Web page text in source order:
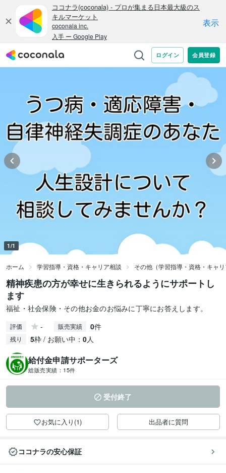
1/1
ホーム 学習指導・資格・キャリア相談 その他（学習指導・資格・キャ
精神疾患の方が幸せに生きられるようにサポートし
ます
福祉・社会保険・その他お金のお悩みに丁寧にお答えします。
評価 - 販売実績 0件
残り 5枠 / お願い中： 0人
給付金申請サポーターズ
総販売実績： 15件
受付終了
お気に入り(1) 出品者に質問
ココナラの安心保証